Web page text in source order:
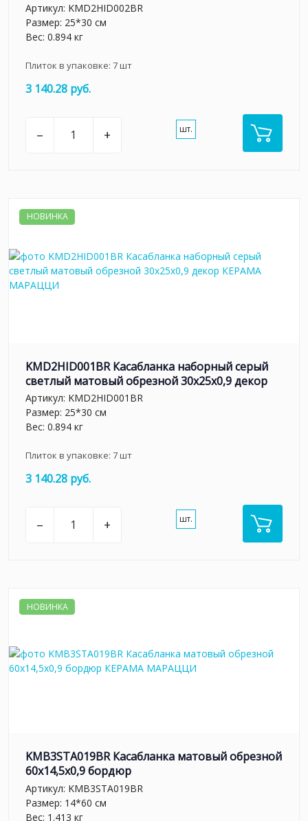
Артикул: KMD2HID002BR
Размер: 25*30 см
Вес: 0.894 кг
Плиток в упаковке: 7шт
3 140.28 руб.
– + шт.
НОВИНКА
KMD2HID001BR Касабланка наборный серый
светлый матовый обрезной 30x25x0,9 декор
Артикул: KMD2HID001BR
Размер: 25*30 см
Вес: 0.894 кг
Плиток в упаковке: 7шт
3 140.28 руб.
– + шт.
НОВИНКА
KMB3STA019BR Касабланка матовый обрезной
60x14,5x0,9 бордюр
Артикул: KMB3STA019BR
Размер: 14*60 см
Вес: 1.413 кг